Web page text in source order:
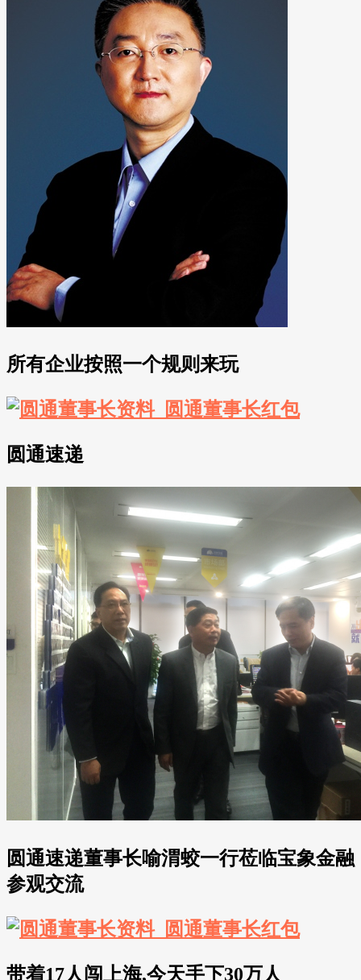
所有企业按照一个规则来玩
圆通速递
圆通速递董事长喻渭蛟一行莅临宝象金融
参观交流
带着17人闯上海,今天手下30万人